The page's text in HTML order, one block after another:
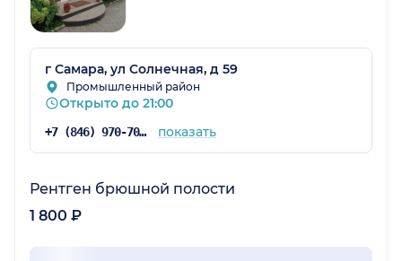
г Самара, ул Солнечная, д 59
Промышленный район
Открыто до 21:00
+7 (846) 970-70-83 показать
Рентген брюшной полости
1 800 ₽